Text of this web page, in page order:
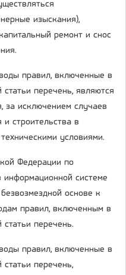
изыскания),
ремонт и снос
правил, включенные в
статьи перечень, являются
за исключением случаев
строительства в
условиями.
Федерации по
информационной системе
основе к
правил, включенным в
статьи перечень.
правил, включенные в
статьи перечень,